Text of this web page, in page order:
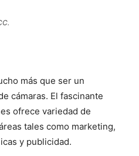
más que ser un
cámaras. El fascinante
ofrece variedad de
tales como marketing,
y publicidad.